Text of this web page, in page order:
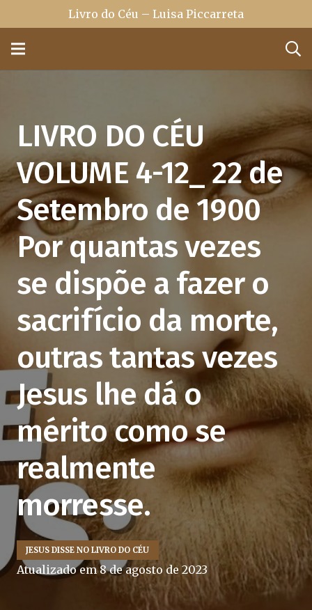
Livro do Céu – Luisa Piccarreta
LIVRO DO CÉU
VOLUME 4-12_ 22 de
Setembro de 1900
Por quantas vezes
se dispõe a fazer o
sacrifício da morte,
outras tantas vezes
Jesus lhe dá o
mérito como se
realmente
morresse.
JESUS DISSE NO LIVRO DO CÉU
Atualizado em8 de agosto de 2023